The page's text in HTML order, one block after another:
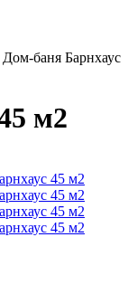
Дом-баня Барнхаус
м2